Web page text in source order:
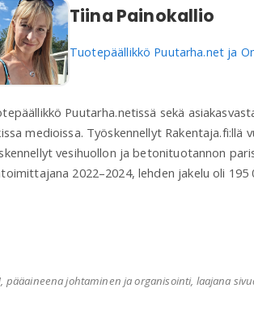
Tiina Painokallio
Tuotepäällikkö Puutarha.net ja
Puutarha.netissä sekä
medioissa. Työskennellyt Rakentaja.fi:llä
vesihuollon ja betonituotannon
2022–2024, lehden jakelu oli 195
pääaineena johtaminen ja organisointi, laajana